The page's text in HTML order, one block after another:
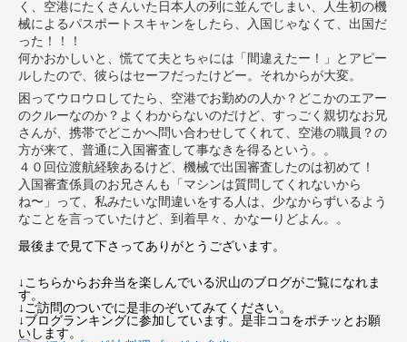
く、空港にたくさんいた日本人の列に並んでしまい、人生初の機
械によるパスポートスキャンをしたら、入国じゃなくて、出国だ
った！！！
何かおかしいと、慌てて夫とちゃには「間違えたー！」とアピー
ルしたので、彼らはセーフだったけどー。それからが大変。
困ってウロウロしてたら、空港でお勤めの人か？どこかのエアー
のクルーなのか？よくわからないのだけど、すっごく親切なお兄
さんが、携帯でどこかへ問い合わせしてくれて、空港の職員？の
方が来て、普通に入国審査して事なきを得るという。。
４０回位渡航経験あるけど、機械で出国審査したのは初めて！
入国審査係員のお兄さんも「マシンは質問してくれないから
ね〜」って、私みたいな間違いをする人は、少なからずいるよう
なことを言っていたけど、到着早々、かなーりどよん。。
最後まで見て下さってありがとうございます。
↓こちらからお弁当を楽しんでいる沢山のブログがご覧になれま
す。
↓ご訪問のついでに是非のぞいてみてください。
↓ブログランキングに参加しています。是非ココをポチッとお願
いします。